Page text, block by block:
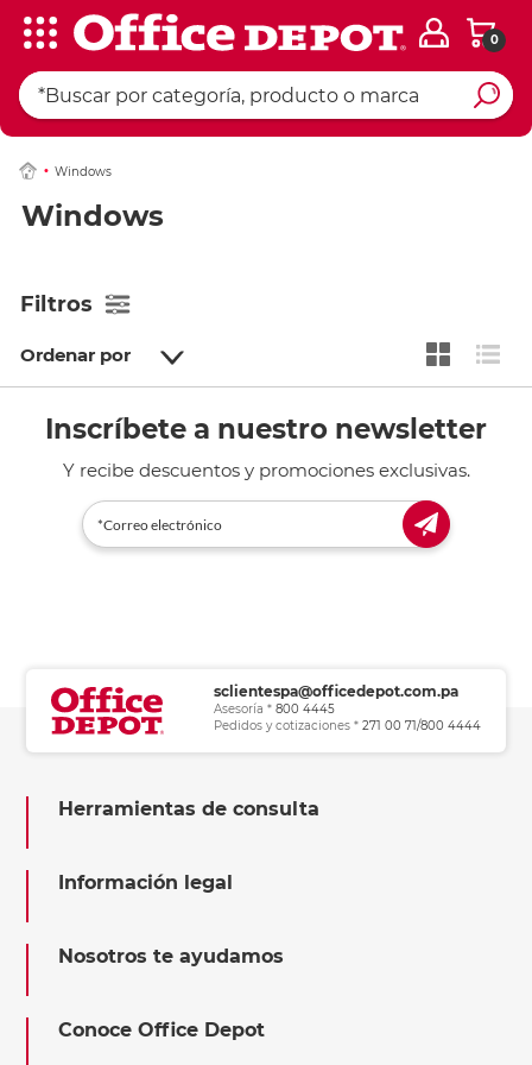
0
Windows
Windows
Filtros
Ordenar por
Inscríbete a nuestro newsletter
Y recibe descuentos y promociones exclusivas.
sclientespa@officedepot.com.pa
Asesoría * 800 4445
Pedidos y cotizaciones * 271 00 71/800 4444
Herramientas de consulta
Información legal
Nosotros te ayudamos
Conoce Office Depot